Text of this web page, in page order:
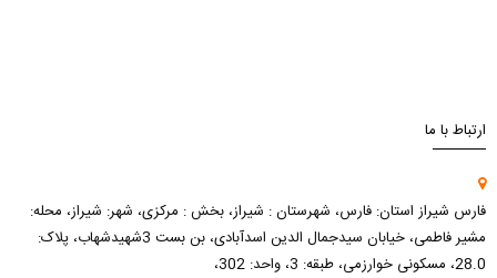
ارتباط با ما
فارس شیراز استان: فارس، شهرستان : شیراز، بخش : مرکزی، شهر: شیراز، محله:
مشیر فاطمی، خیابان سیدجمال الدین اسدآبادی، بن بست 3شهیدشهاب، پلاک:
28.0، مسکونی خوارزمی، طبقه: 3، واحد: 302،